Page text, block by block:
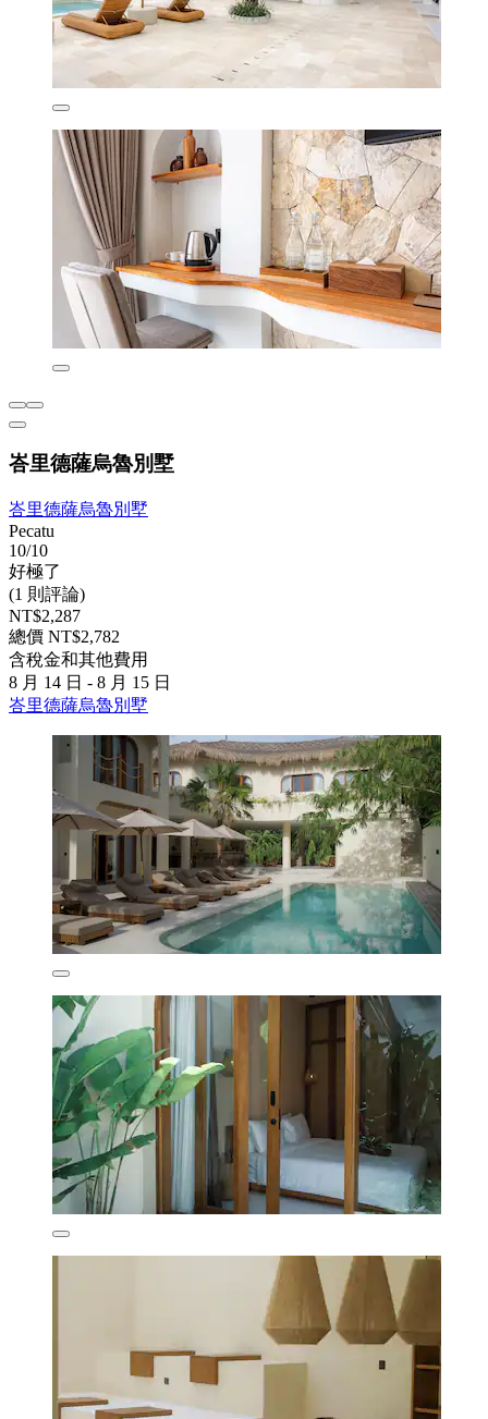
峇里德薩烏魯別墅
峇里德薩烏魯別墅
Pecatu
10/10
好極了
(1 則評論)
NT$2,287
總價 NT$2,782
含稅金和其他費用
8 月 14 日 - 8 月 15 日
峇里德薩烏魯別墅